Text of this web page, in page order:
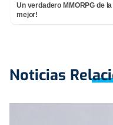
Un verdadero MMORPG de
mejor!
Noticias